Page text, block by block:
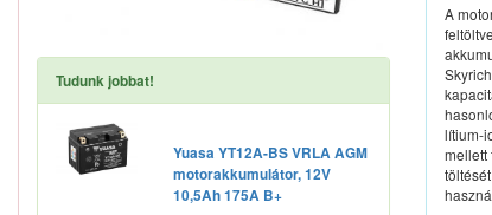
Tudunk jobbat!
Yuasa YT12A-BS VRLA AGM
motorakkumulátor, 12V
10,5Ah 175A B+
A
lítium-
mellett